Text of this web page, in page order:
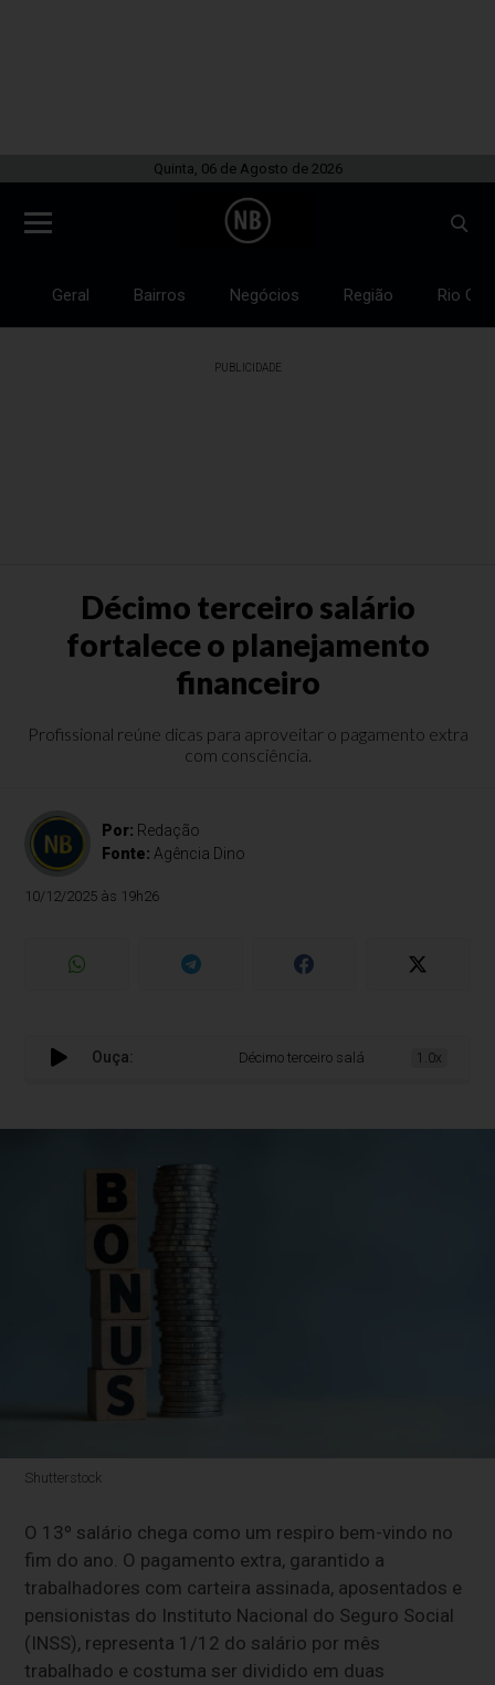
Quinta, 06 de Agosto de 2026
Geral Bairros Negócios Região Rio
PUBLICIDADE
Décimo terceiro salário
fortalece o planejamento
financeiro
Profissional reúne dicas para aproveitar o pagamento extra
com consciência.
Por: Redação
Fonte: Agência Dino
10/12/2025 às 19h26
Ouça: Décimo terceiro salário fortalece o
1.0x
Shutterstock
O 13º salário chega como um respiro bem-vindo no
fim do ano. O pagamento extra, garantido a
trabalhadores com carteira assinada, aposentados e
pensionistas do Instituto Nacional do Seguro Social
(INSS), representa 1/12 do salário por mês
trabalhado e costuma ser dividido em duas